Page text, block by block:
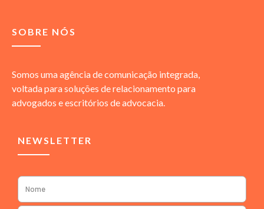
SOBRE NÓS
Somos uma agência de comunicação integrada,
voltada para soluções de relacionamento para
advogados e escritórios de advocacia.
NEWSLETTER